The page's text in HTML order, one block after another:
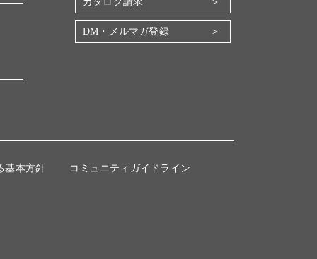
DM・メルマガ登録
基本方針 コミュニティガイドライン